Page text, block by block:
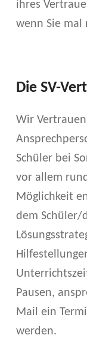
ihres
wenn Sie
Die SV-
Wir
Schüler bei
vor allem
Möglichkeit
dem Schüler/
Pausen,
Mail ein
werden.